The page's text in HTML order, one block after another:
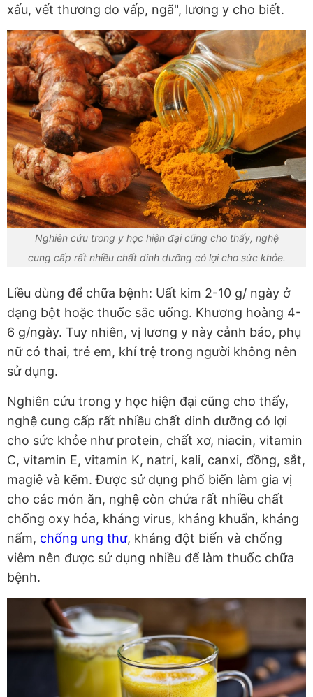
xấu, vết thương do vấp, ngã", lương y cho biết.
Nghiên cứu trong y học hiện đại cũng cho thấy, nghệ
cung cấp rất nhiều chất dinh dưỡng có lợi cho sức khỏe.
Liều dùng để chữa bệnh: Uất kim 2-10 g/ ngày ở
dạng bột hoặc thuốc sắc uống. Khương hoàng 4-
6 g/ngày. Tuy nhiên, vị lương y này cảnh báo, phụ
nữ có thai, trẻ em, khí trệ trong người không nên
sử dụng.
Nghiên cứu trong y học hiện đại cũng cho thấy,
nghệ cung cấp rất nhiều chất dinh dưỡng có lợi
cho sức khỏe như protein, chất xơ, niacin, vitamin
C, vitamin E, vitamin K, natri, kali, canxi, đồng, sắt,
magiê và kẽm. Được sử dụng phổ biến làm gia vị
cho các món ăn, nghệ còn chứa rất nhiều chất
chống oxy hóa, kháng virus, kháng khuẩn, kháng
nấm, chống ung thư, kháng đột biến và chống
viêm nên được sử dụng nhiều để làm thuốc chữa
bệnh.